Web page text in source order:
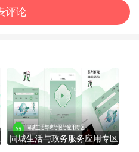
同城生活与政务服务应用专区